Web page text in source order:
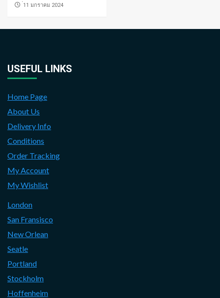
่11 มกราคม 2024
USEFUL LINKS
Home Page
About Us
Delivery Info
Conditions
Order Tracking
My Account
My Wishlist
London
San Fransisco
New Orlean
Seatle
Portland
Stockholm
Hoffenheim